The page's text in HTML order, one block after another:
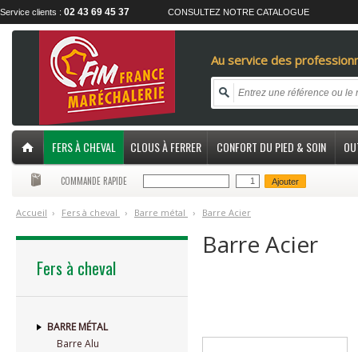
Service clients : 02 43 69 45 37 CONSULTEZ NOTRE CATALOGUE
Au service des
FERS À CHEVAL CLOUS À FERRER CONFORT DU PIED & SOIN
COMMANDE RAPIDE Ajouter
Accueil › Fers à cheval › Barre métal › Barre Acier
Fers à cheval
BARRE MÉTAL
Barre Alu
Barre Acier